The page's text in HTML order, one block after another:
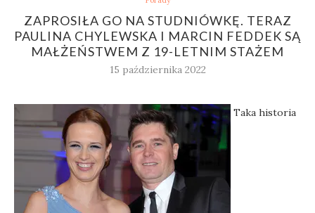
ZAPROSIŁA GO NA STUDNIÓWKĘ. TERAZ
PAULINA CHYLEWSKA I MARCIN FEDDEK SĄ
MAŁŻEŃSTWEM Z 19-LETNIM STAŻEM
15 października 2022
Taka historia